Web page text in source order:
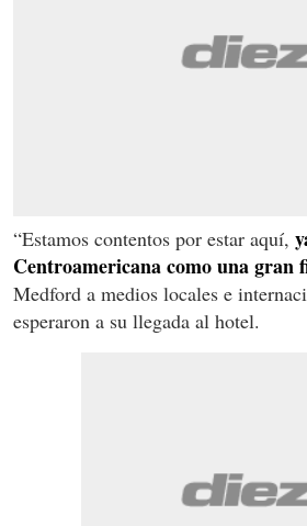
“Estamos contentos por estar aquí,
Centroamericana como una gran
Medford a medios locales e
esperaron a su llegada al hotel.